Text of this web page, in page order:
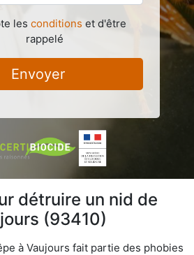
les conditions et d'être
rappelé
Envoyer
détruire un nid de
(93410)
à Vaujours fait partie des phobies